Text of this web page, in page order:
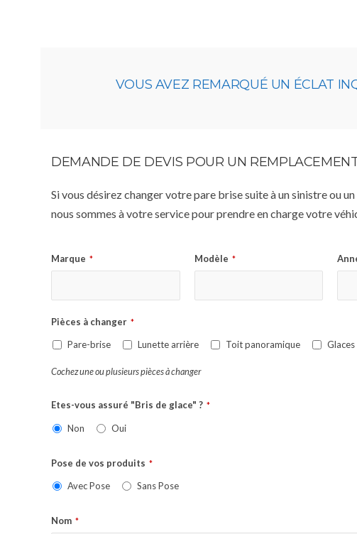
VOUS AVEZ REMARQUÉ UN ÉCLAT
DEMANDE DE DEVIS POUR UN
Si vous désirez changer votre pare brise suite à un sinistre ou
nous sommes à votre service pour prendre en charge votre
Marque * Modèle *
Pièces à changer *
Pare-brise Lunette arrière Toit panoramique
Cochez une ou plusieurs pièces à changer
Etes-vous assuré "Bris de glace" ? *
Non Oui
Pose de vos produits *
Avec Pose Sans Pose
Nom *